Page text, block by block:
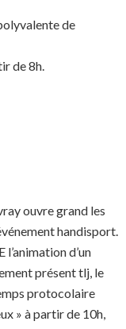
de
de 8h.
ouvre grand les
handisport.
d’un
présent tlj, le
protocolaire
» à partir de 10h,